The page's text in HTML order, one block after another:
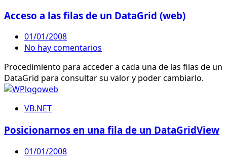
Acceso a las filas de un DataGrid (web)
01/01/2008
No hay comentarios
Procedimiento para acceder a cada una de las filas de un
DataGrid para consultar su valor y poder cambiarlo.
VB.NET
Posicionarnos en una fila de un DataGridView
01/01/2008